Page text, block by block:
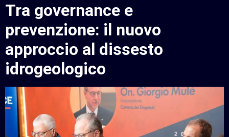
Tra governance e
prevenzione: il nuovo
approccio al dissesto
idrogeologico